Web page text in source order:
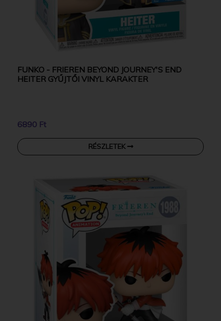
FUNKO - FRIEREN BEYOND JOURNEY'S END
HEITER GYŰJTŐI VINYL KARAKTER
6890 Ft
RÉSZLETEK